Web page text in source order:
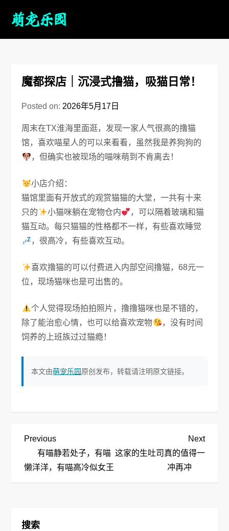
魔都探店｜沉浸式撸猫，吸猫日常！
Posted on: 2026年5月17日
周末在TX淮海里面逛，发现一家人气很高的撸猫
馆，喜欢喵星人的可以来看看，虽然我是养狗狗的
，但确实也被现场的喵咪萌到不肯离去！
小店介绍：
猫馆里面有开放式的观赏猫猫的大堂，一共有十来
只的
小猫咪躺在宠物仓内
，可以隔着玻璃和猫
猫互动。每只猫猫的性格都不一样，有些喜欢睡觉
，很高冷，有些喜欢互动。
喜欢撸猫的可以付费进入内部空间撸猫，68元一
位，现场猫咪也是可出售的。
个人觉得现场拍拍照片，撸撸猫咪也是不错的，
除了能治愈心情，也可以给喜欢宠物
，没有时间
饲养的上班族过过猫瘾！
本文由萌宠乐园原创发布，转载请注明原文链接。
文
章
Previous
Post
Previous
有喵静若处子，有喵
懒洋洋，有喵高冷似女王
Next
Post
Next
这家的生吐司真的值得一
冲再冲
搜索